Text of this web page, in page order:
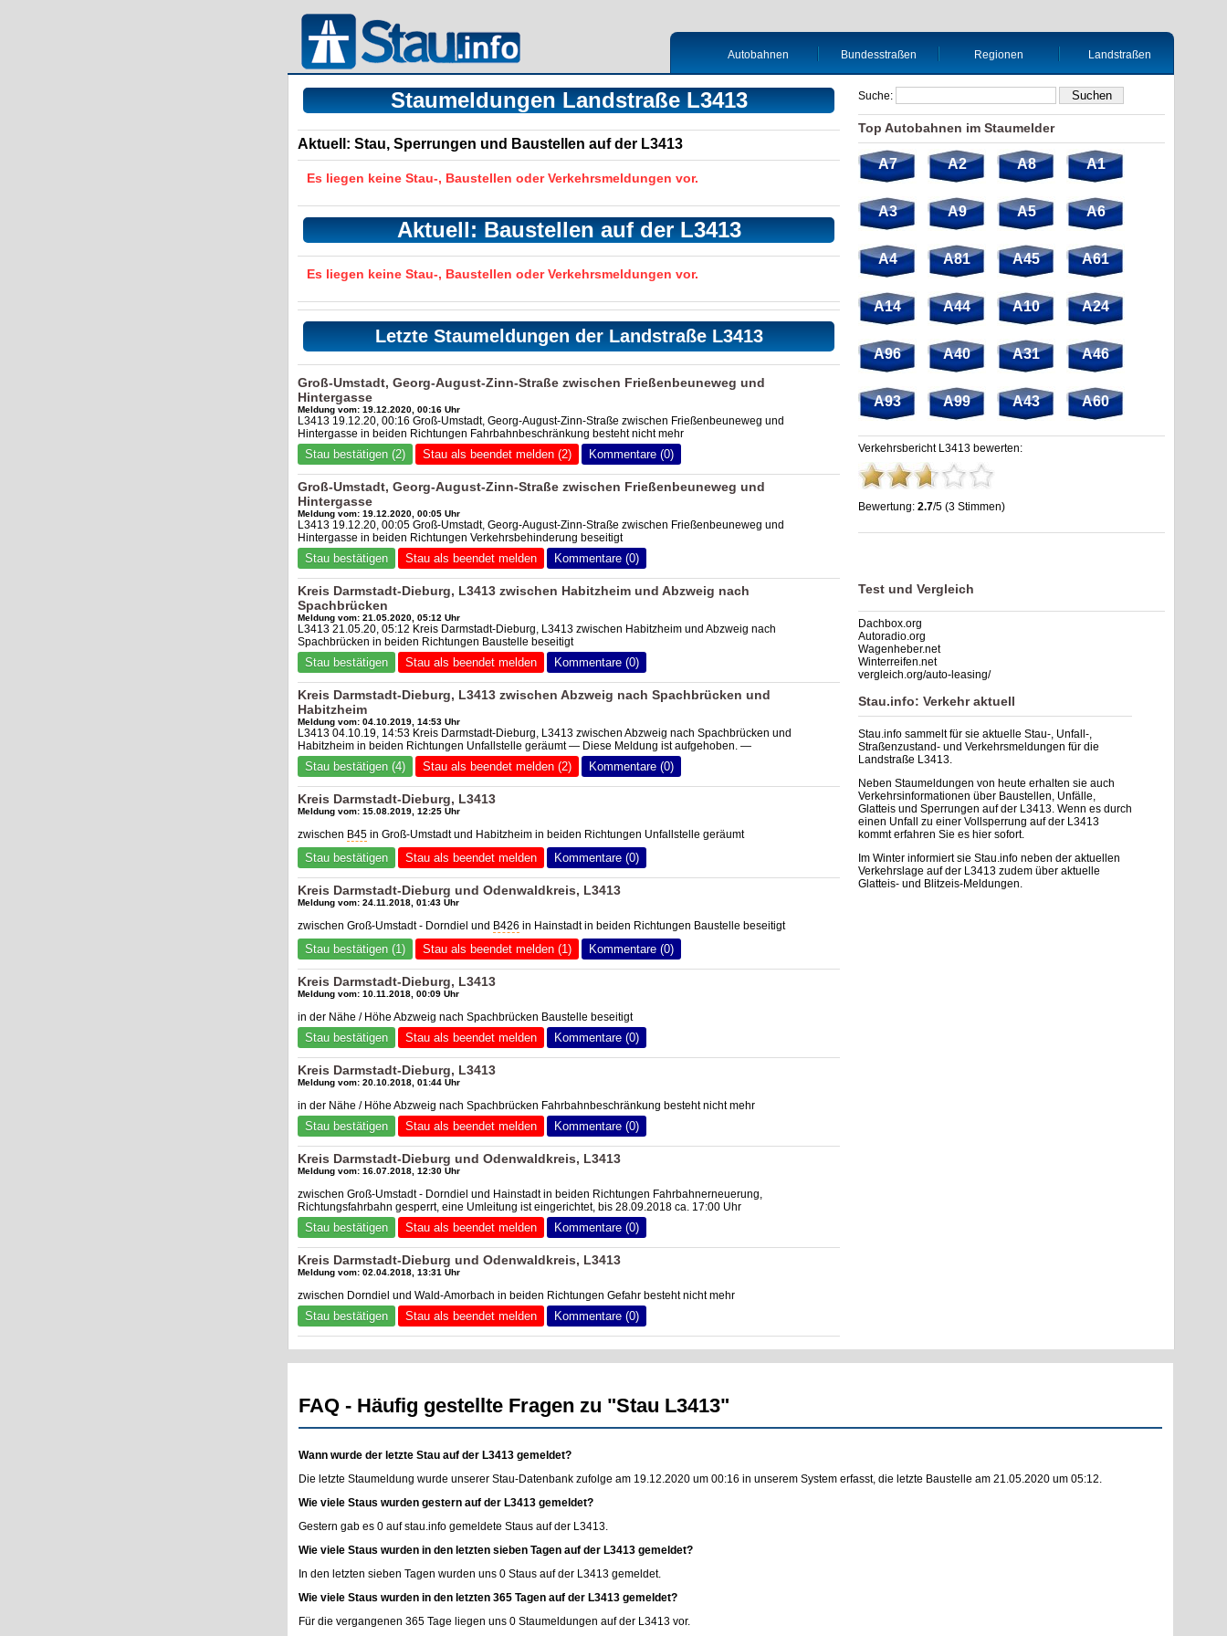
Autobahnen Bundesstraßen Regionen Landstraßen
Staumeldungen Landstraße L3413
Aktuell: Stau, Sperrungen und Baustellen auf der L3413
Es liegen keine Stau-, Baustellen oder Verkehrsmeldungen vor.
Aktuell: Baustellen auf der L3413
Es liegen keine Stau-, Baustellen oder Verkehrsmeldungen vor.
Letzte Staumeldungen der Landstraße L3413
Groß-Umstadt, Georg-August-Zinn-Straße zwischen Frießenbeuneweg und
Hintergasse
Meldung vom: 19.12.2020, 00:16 Uhr
L3413 19.12.20, 00:16 Groß-Umstadt, Georg-August-Zinn-Straße zwischen Frießenbeuneweg und
Hintergasse in beiden Richtungen Fahrbahnbeschränkung besteht nicht mehr
Stau bestätigen (2) Stau als beendet melden (2) Kommentare (0)
Groß-Umstadt, Georg-August-Zinn-Straße zwischen Frießenbeuneweg und
Hintergasse
Meldung vom: 19.12.2020, 00:05 Uhr
L3413 19.12.20, 00:05 Groß-Umstadt, Georg-August-Zinn-Straße zwischen Frießenbeuneweg und
Hintergasse in beiden Richtungen Verkehrsbehinderung beseitigt
Stau bestätigen Stau als beendet melden Kommentare (0)
Kreis Darmstadt-Dieburg, L3413 zwischen Habitzheim und Abzweig nach
Spachbrücken
Meldung vom: 21.05.2020, 05:12 Uhr
L3413 21.05.20, 05:12 Kreis Darmstadt-Dieburg, L3413 zwischen Habitzheim und Abzweig nach
Spachbrücken in beiden Richtungen Baustelle beseitigt
Stau bestätigen Stau als beendet melden Kommentare (0)
Kreis Darmstadt-Dieburg, L3413 zwischen Abzweig nach Spachbrücken und
Habitzheim
Meldung vom: 04.10.2019, 14:53 Uhr
L3413 04.10.19, 14:53 Kreis Darmstadt-Dieburg, L3413 zwischen Abzweig nach Spachbrücken und
Habitzheim in beiden Richtungen Unfallstelle geräumt — Diese Meldung ist aufgehoben. —
Stau bestätigen (4) Stau als beendet melden (2) Kommentare (0)
Kreis Darmstadt-Dieburg, L3413
Meldung vom: 15.08.2019, 12:25 Uhr
zwischen B45 in Groß-Umstadt und Habitzheim in beiden Richtungen Unfallstelle geräumt
Stau bestätigen Stau als beendet melden Kommentare (0)
Kreis Darmstadt-Dieburg und Odenwaldkreis, L3413
Meldung vom: 24.11.2018, 01:43 Uhr
zwischen Groß-Umstadt - Dorndiel und B426 in Hainstadt in beiden Richtungen Baustelle beseitigt
Stau bestätigen (1) Stau als beendet melden (1) Kommentare (0)
Kreis Darmstadt-Dieburg, L3413
Meldung vom: 10.11.2018, 00:09 Uhr
in der Nähe / Höhe Abzweig nach Spachbrücken Baustelle beseitigt
Stau bestätigen Stau als beendet melden Kommentare (0)
Kreis Darmstadt-Dieburg, L3413
Meldung vom: 20.10.2018, 01:44 Uhr
in der Nähe / Höhe Abzweig nach Spachbrücken Fahrbahnbeschränkung besteht nicht mehr
Stau bestätigen Stau als beendet melden Kommentare (0)
Kreis Darmstadt-Dieburg und Odenwaldkreis, L3413
Meldung vom: 16.07.2018, 12:30 Uhr
zwischen Groß-Umstadt - Dorndiel und Hainstadt in beiden Richtungen Fahrbahnerneuerung,
Richtungsfahrbahn gesperrt, eine Umleitung ist eingerichtet, bis 28.09.2018 ca. 17:00 Uhr
Stau bestätigen Stau als beendet melden Kommentare (0)
Kreis Darmstadt-Dieburg und Odenwaldkreis, L3413
Meldung vom: 02.04.2018, 13:31 Uhr
zwischen Dorndiel und Wald-Amorbach in beiden Richtungen Gefahr besteht nicht mehr
Stau bestätigen Stau als beendet melden Kommentare (0)
Suche:
Top Autobahnen im Staumelder
A7 A2 A8 A1
A3 A9 A5 A6
A4 A81 A45 A61
A14 A44 A10 A24
A96 A40 A31 A46
A93 A99 A43 A60
Verkehrsbericht L3413 bewerten:
Bewertung: 2.7/5 (3 Stimmen)
Stau L3413: Unfälle, Sperrung & Baustellen | Staumelder
Test und Vergleich
Dachbox.org
Autoradio.org
Wagenheber.net
Winterreifen.net
vergleich.org/auto-leasing/
Stau.info: Verkehr aktuell
Stau.info sammelt für sie aktuelle Stau-, Unfall-,
Straßenzustand- und Verkehrsmeldungen für die
Landstraße L3413.
Neben Staumeldungen von heute erhalten sie auch
Verkehrsinformationen über Baustellen, Unfälle,
Glatteis und Sperrungen auf der L3413. Wenn es durch
einen Unfall zu einer Vollsperrung auf der L3413
kommt erfahren Sie es hier sofort.
Im Winter informiert sie Stau.info neben der aktuellen
Verkehrslage auf der L3413 zudem über aktuelle
Glatteis- und Blitzeis-Meldungen.
FAQ - Häufig gestellte Fragen zu "Stau L3413"
Wann wurde der letzte Stau auf der L3413 gemeldet?
Die letzte Staumeldung wurde unserer Stau-Datenbank zufolge am 19.12.2020 um 00:16 in unserem System erfasst, die letzte Baustelle am 21.05.2020 um 05:12.
Wie viele Staus wurden gestern auf der L3413 gemeldet?
Gestern gab es 0 aufstau.info gemeldete Staus auf der L3413.
Wie viele Staus wurden in den letzten sieben Tagen auf der L3413 gemeldet?
In den letzten sieben Tagen wurden uns 0 Staus auf der L3413 gemeldet.
Wie viele Staus wurden in den letzten 365 Tagen auf der L3413 gemeldet?
Für die vergangenen 365 Tage liegen uns 0 Staumeldungen auf der L3413 vor.